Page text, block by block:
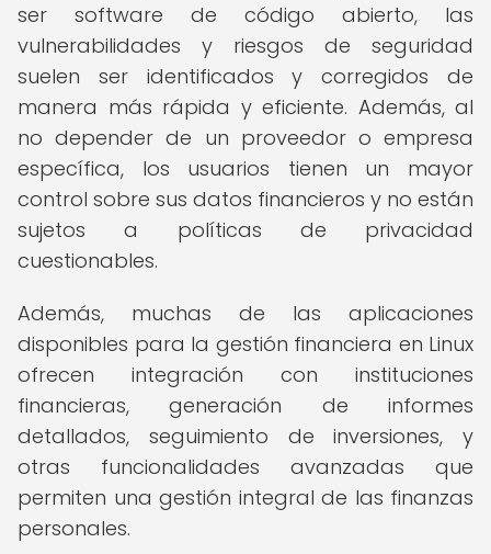
ser software de código abierto, las
vulnerabilidades y riesgos de seguridad
suelen ser identificados y corregidos de
manera más rápida y eficiente. Además, al
no depender de un proveedor o empresa
específica, los usuarios tienen un mayor
control sobre sus datos financieros y no están
sujetos a políticas de privacidad
cuestionables.
Además, muchas de las aplicaciones
disponibles para la gestión financiera en Linux
ofrecen integración con instituciones
financieras, generación de informes
detallados, seguimiento de inversiones, y
otras funcionalidades avanzadas que
permiten una gestión integral de las finanzas
personales.